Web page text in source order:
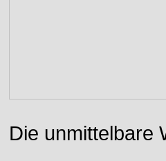
Die unmittelbare